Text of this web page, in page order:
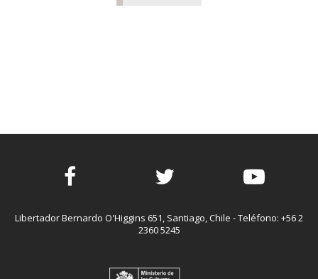
Libertador Bernardo O'Higgins 651, Santiago, Chile - Teléfono: +56 2
2360 5245